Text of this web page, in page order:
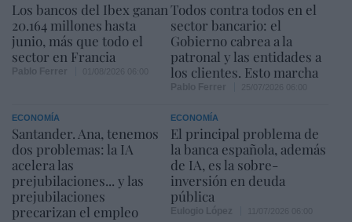
Los bancos del Ibex ganan
20.164 millones hasta
junio, más que todo el
sector en Francia
Todos contra todos en el
sector bancario: el
Gobierno cabrea a la
patronal y las entidades a
los clientes. Esto marcha
ECONOMÍA
Santander. Ana, tenemos
dos problemas: la IA
acelera las
prejubilaciones... y las
prejubilaciones
precarizan el empleo
ECONOMÍA
El principal problema de
la banca española, además
de IA, es la sobre-
inversión en deuda
pública